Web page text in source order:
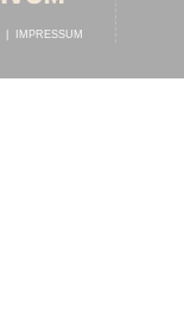
IMPRESSUM